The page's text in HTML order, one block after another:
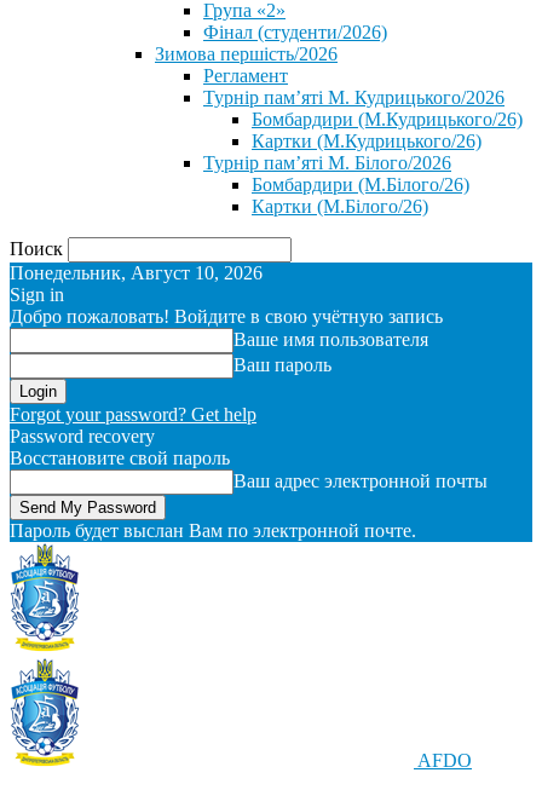
Група «2»
Фінал (студенти/2026)
⁨Зимова першість/2026⁩
Регламент
Турнір пам’яті М. Кудрицького/2026
Бомбардири (М.Кудрицького/26)
Картки (М.Кудрицького/26)
Турнір пам’яті М. Білого/2026
Бомбардири (М.Білого/26)
Картки (М.Білого/26)
Поиск
Понедельник, Август 10, 2026
Sign in
Добро пожаловать! Войдите в свою учётную запись
Ваше имя пользователя
Ваш пароль
Forgot your password? Get help
Password recovery
Восстановите свой пароль
Ваш адрес электронной почты
Пароль будет выслан Вам по электронной почте.
AFDO